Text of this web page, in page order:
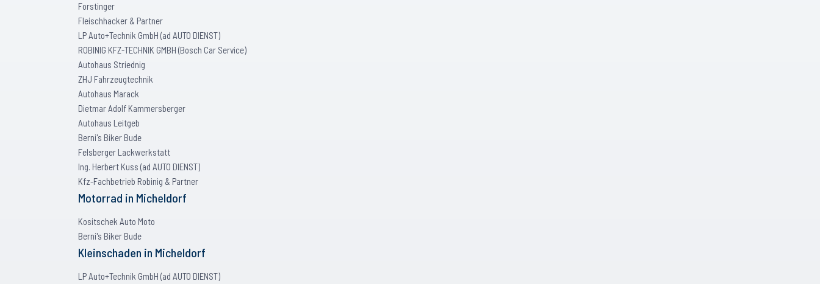
Forstinger
Fleischhacker & Partner
LP Auto+Technik GmbH (ad AUTO DIENST)
ROBINIG KFZ-TECHNIK GMBH (Bosch Car Service)
Autohaus Striednig
ZHJ Fahrzeugtechnik
Autohaus Marack
Dietmar Adolf Kammersberger
Autohaus Leitgeb
Berni's Biker Bude
Felsberger Lackwerkstatt
Ing. Herbert Kuss (ad AUTO DIENST)
Kfz-Fachbetrieb Robinig & Partner
Motorrad in Micheldorf
Kositschek Auto Moto
Berni's Biker Bude
Kleinschaden in Micheldorf
LP Auto+Technik GmbH (ad AUTO DIENST)